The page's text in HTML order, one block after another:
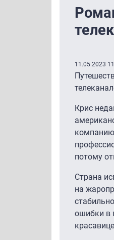
11.05.2023
Крис
потому
Страна
на
ошибки в